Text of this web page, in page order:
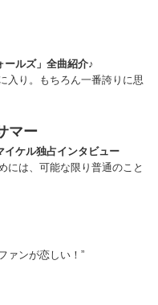
ールズ」全曲紹介♪
入り。もちろん一番誇りに思
マー
イケル独占インタビュー
には、可能な限り普通のこと
ァンが恋しい！”